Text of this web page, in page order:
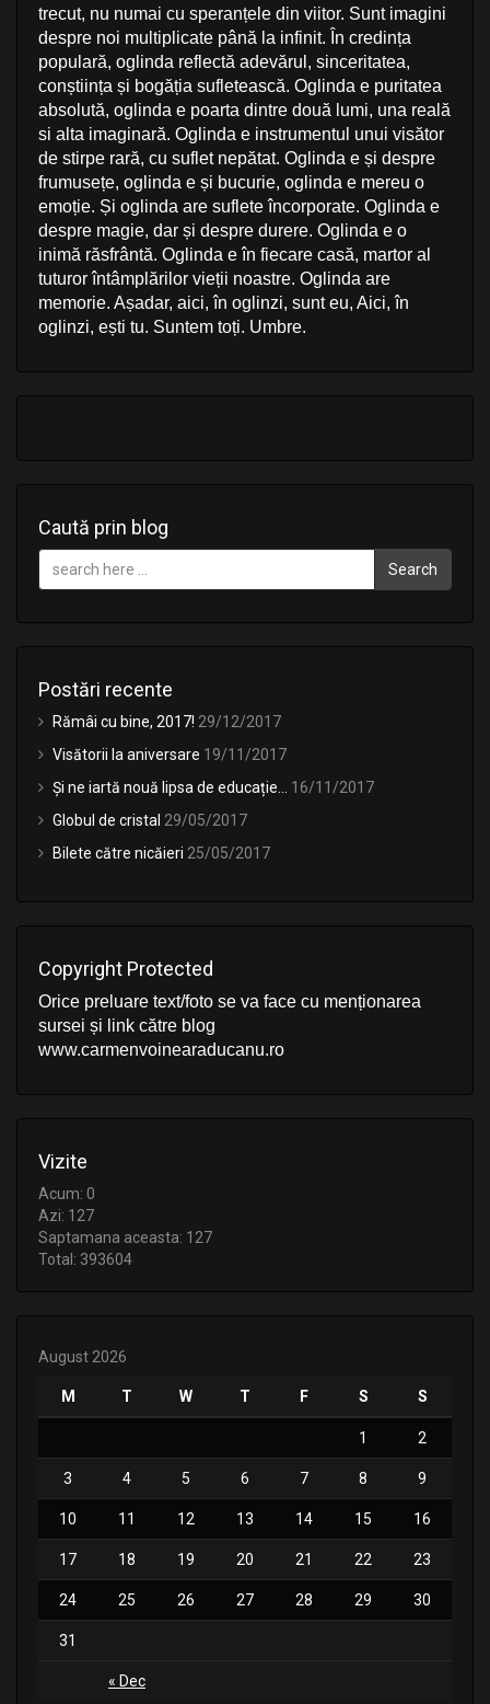
trecut, nu numai cu speranțele din viitor. Sunt imagini
despre noi multiplicate până la infinit. În credința
populară, oglinda reflectă adevărul, sinceritatea,
conștiința și bogăția sufletească. Oglinda e puritatea
absolută, oglinda e poarta dintre două lumi, una reală
si alta imaginară. Oglinda e instrumentul unui visător
de stirpe rară, cu suflet nepătat. Oglinda e și despre
frumusețe, oglinda e și bucurie, oglinda e mereu o
emoție. Și oglinda are suflete încorporate. Oglinda e
despre magie, dar și despre durere. Oglinda e o
inimă răsfrântă. Oglinda e în fiecare casă, martor al
tuturor întâmplărilor vieții noastre. Oglinda are
memorie. Așadar, aici, în oglinzi, sunt eu, Aici, în
oglinzi, ești tu. Suntem toți. Umbre.
Caută prin blog
Search
Postări recente
Rămâi cu bine, 2017! 29/12/2017
Visătorii la aniversare 19/11/2017
Și ne iartă nouă lipsa de educație…
16/11/2017
Globul de cristal 29/05/2017
Bilete către nicăieri 25/05/2017
Copyright Protected
Orice preluare text/foto se va face cu menționarea
sursei și link către blog
www.carmenvoinearaducanu.ro
Vizite
Acum: 0
Azi: 127
Saptamana aceasta: 127
Total: 393604
August 2026
M T W T F S S
« Dec
1 2
3 4 5 6 7 8 9
10 11 12 13 14 15 16
17 18 19 20 21 22 23
24 25 26 27 28 29 30
31